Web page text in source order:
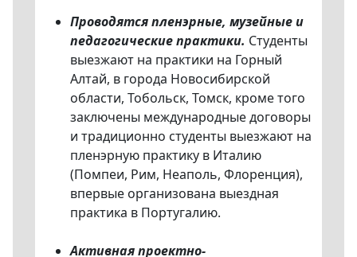
Проводятся пленэрные, музейные и
педагогические практики. Студенты
выезжают на практики на Горный
Алтай, в города Новосибирской
области, Тобольск, Томск, кроме того
заключены международные договоры
и традиционно студенты выезжают на
пленэрную практику в Италию
(Помпеи, Рим, Неаполь, Флоренция),
впервые организована выездная
практика в Португалию.
Активная проектно-